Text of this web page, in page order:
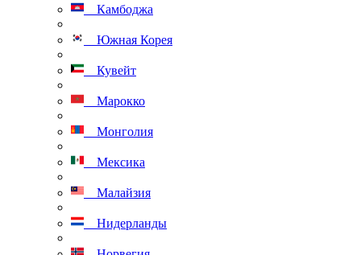
Камбоджа
Южная Корея
Кувейт
Марокко
Монголия
Мексика
Малайзия
Нидерланды